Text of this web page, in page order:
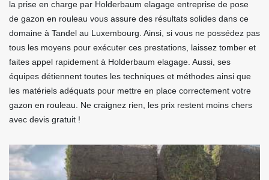
la prise en charge par Holderbaum elagage entreprise de pose
de gazon en rouleau vous assure des résultats solides dans ce
domaine à Tandel au Luxembourg. Ainsi, si vous ne possédez pas
tous les moyens pour exécuter ces prestations, laissez tomber et
faites appel rapidement à Holderbaum elagage. Aussi, ses
équipes détiennent toutes les techniques et méthodes ainsi que
les matériels adéquats pour mettre en place correctement votre
gazon en rouleau. Ne craignez rien, les prix restent moins chers
avec devis gratuit !